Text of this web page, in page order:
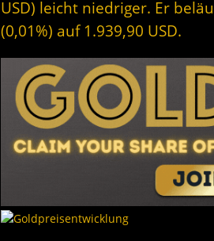
USD) leicht niedriger. Er
(0,01%) auf 1.939,90 USD.